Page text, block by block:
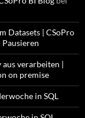
Datasets | CSoPro
aus verarbeiten |
on premise
in SQL